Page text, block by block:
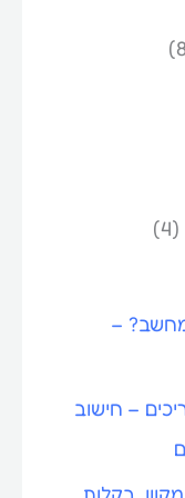
(4)
–
– חישוב
בקלות